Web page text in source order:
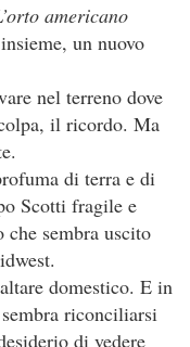
americano
un nuovo
nel terreno dove
il ricordo. Ma
di terra e di
Scotti fragile e
sembra uscito
domestico. E in
riconciliarsi
di vedere